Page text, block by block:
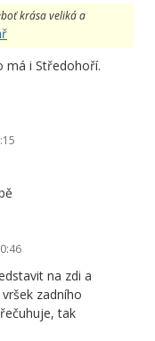
krása veliká a
má i Středohoří.
na zdi a
zadního
tak